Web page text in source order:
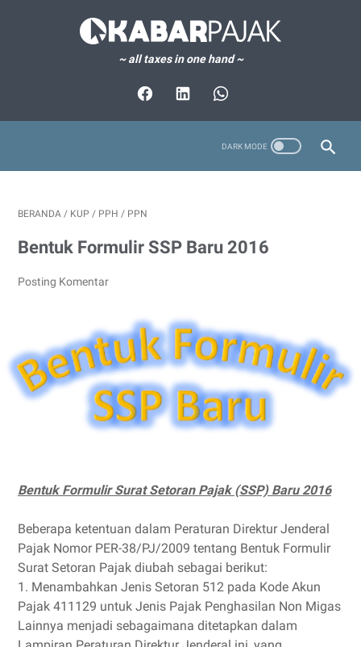
~ all taxes in one hand ~
BERANDA / KUP / PPH / PPN
Bentuk Formulir SSP Baru 2016
Posting Komentar
Bentuk Formulir Surat Setoran Pajak (SSP) Baru 2016
Beberapa ketentuan dalam Peraturan Direktur Jenderal
Pajak Nomor PER-38/PJ/2009 tentang Bentuk Formulir
Surat Setoran Pajak diubah sebagai berikut:
1. Menambahkan Jenis Setoran 512 pada Kode Akun
Pajak 411129 untuk Jenis Pajak Penghasilan Non Migas
Lainnya menjadi sebagaimana ditetapkan dalam